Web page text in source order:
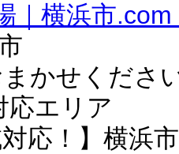
｜横浜市.com
かせくださ
応エリア
対応！】横浜